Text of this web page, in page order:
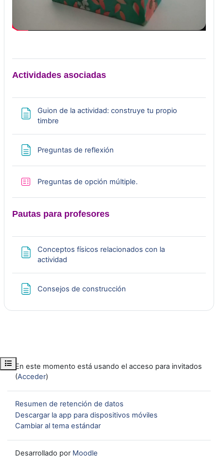
Abrir índice del curso
e
p
d
u
i
r
d
e
o
Actividades asociadas
Guion de la actividad: construye tu propio
timbre
Preguntas de reflexión
Preguntas de opción múltiple.
Pautas para profesores
Conceptos físicos relacionados con la
actividad
Consejos de construcción
En este momento está usando el acceso para invitados
(Acceder)
Resumen de retención de datos
Descargar la app para dispositivos móviles
Cambiar al tema estándar
Desarrollado por Moodle